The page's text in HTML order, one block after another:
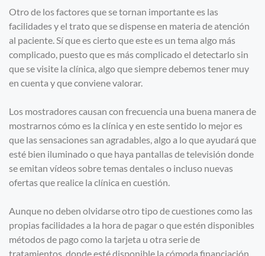
Otro de los factores que se tornan importante es las
facilidades y el trato que se dispense en materia de atención
al paciente. Sí que es cierto que este es un tema algo más
complicado, puesto que es más complicado el detectarlo sin
que se visite la clínica, algo que siempre debemos tener muy
en cuenta y que conviene valorar.
Los mostradores causan con frecuencia una buena manera de
mostrarnos cómo es la clínica y en este sentido lo mejor es
que las sensaciones san agradables, algo a lo que ayudará que
esté bien iluminado o que haya pantallas de televisión donde
se emitan vídeos sobre temas dentales o incluso nuevas
ofertas que realice la clínica en cuestión.
Aunque no deben olvidarse otro tipo de cuestiones como las
propias facilidades a la hora de pagar o que estén disponibles
métodos de pago como la tarjeta u otra serie de
tratamientos, donde esté disponible la cómoda financiación